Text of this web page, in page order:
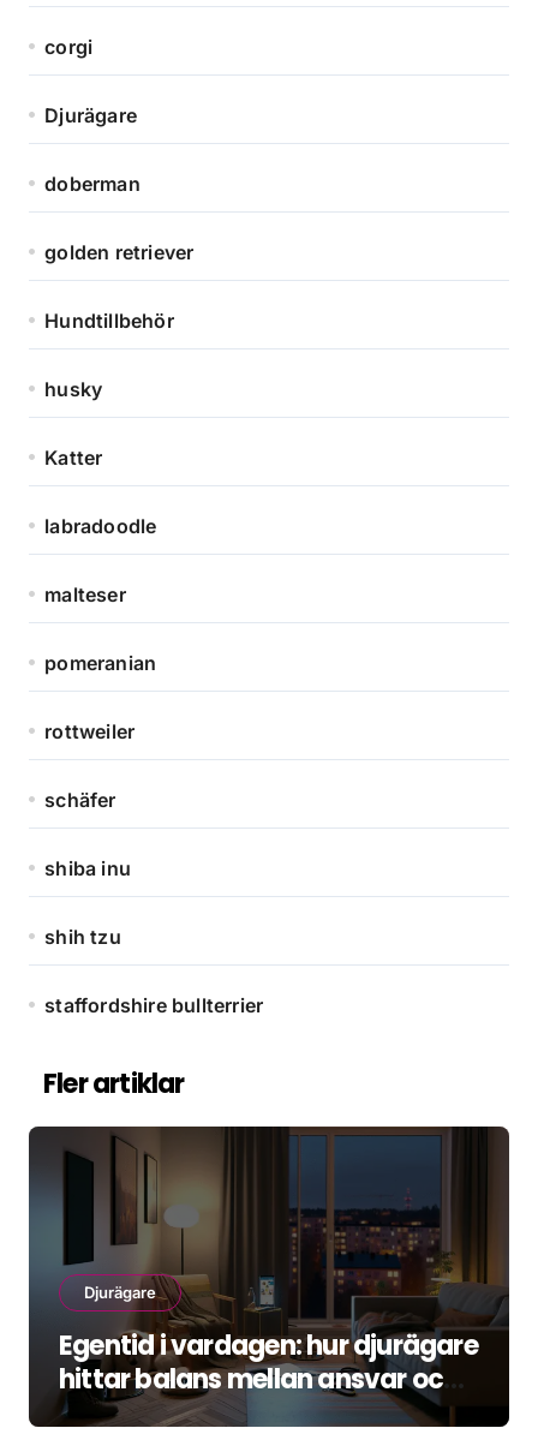
corgi
Djurägare
doberman
golden retriever
Hundtillbehör
husky
Katter
labradoodle
malteser
pomeranian
rottweiler
schäfer
shiba inu
shih tzu
staffordshire bullterrier
Fler artiklar
Djurägare
Egentid i vardagen: hur djurägare
hittar balans mellan ansvar och
återhämtning